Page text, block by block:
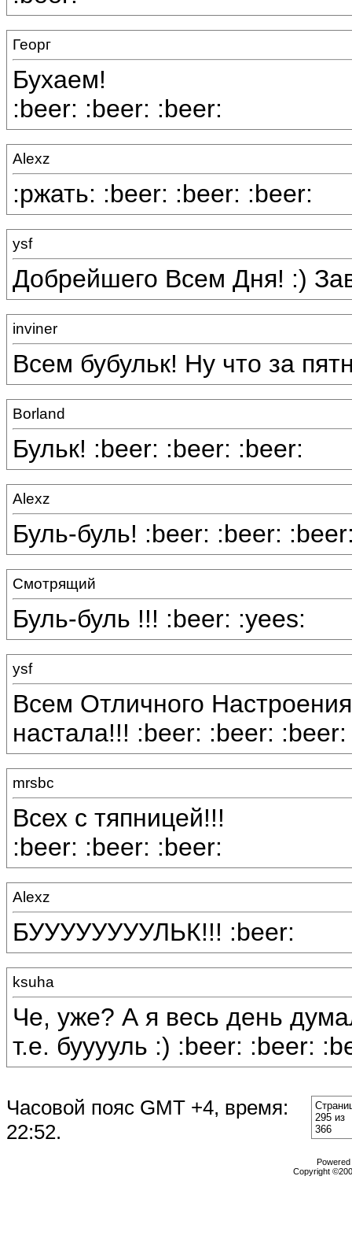
Георг
Бухаем!
:beer: :beer: :beer:
Alexz
:ржать: :beer: :beer: :beer:
ysf
Добрейшего Всем Дня! :)
inviner
Всем бубульк! Ну что за
Borland
Бульк! :beer: :beer: :beer:
Alexz
Буль-буль! :beer: :beer:
Смотрящий
Буль-буль !!! :beer: :yees:
ysf
Всем Отличного
настала!!! :beer: :beer: :beer:
mrsbc
Всех с тяпницей!!!
:beer: :beer: :beer:
Alexz
БУУУУУУУУЛЬК!!! :beer:
ksuha
Че, уже? А я весь день
т.е. бууууль :) :beer: :beer:
Часовой пояс GMT +4, время:
22:52.
295 из
366
Copyright